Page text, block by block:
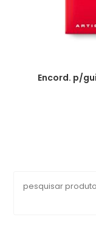
Encord. p/